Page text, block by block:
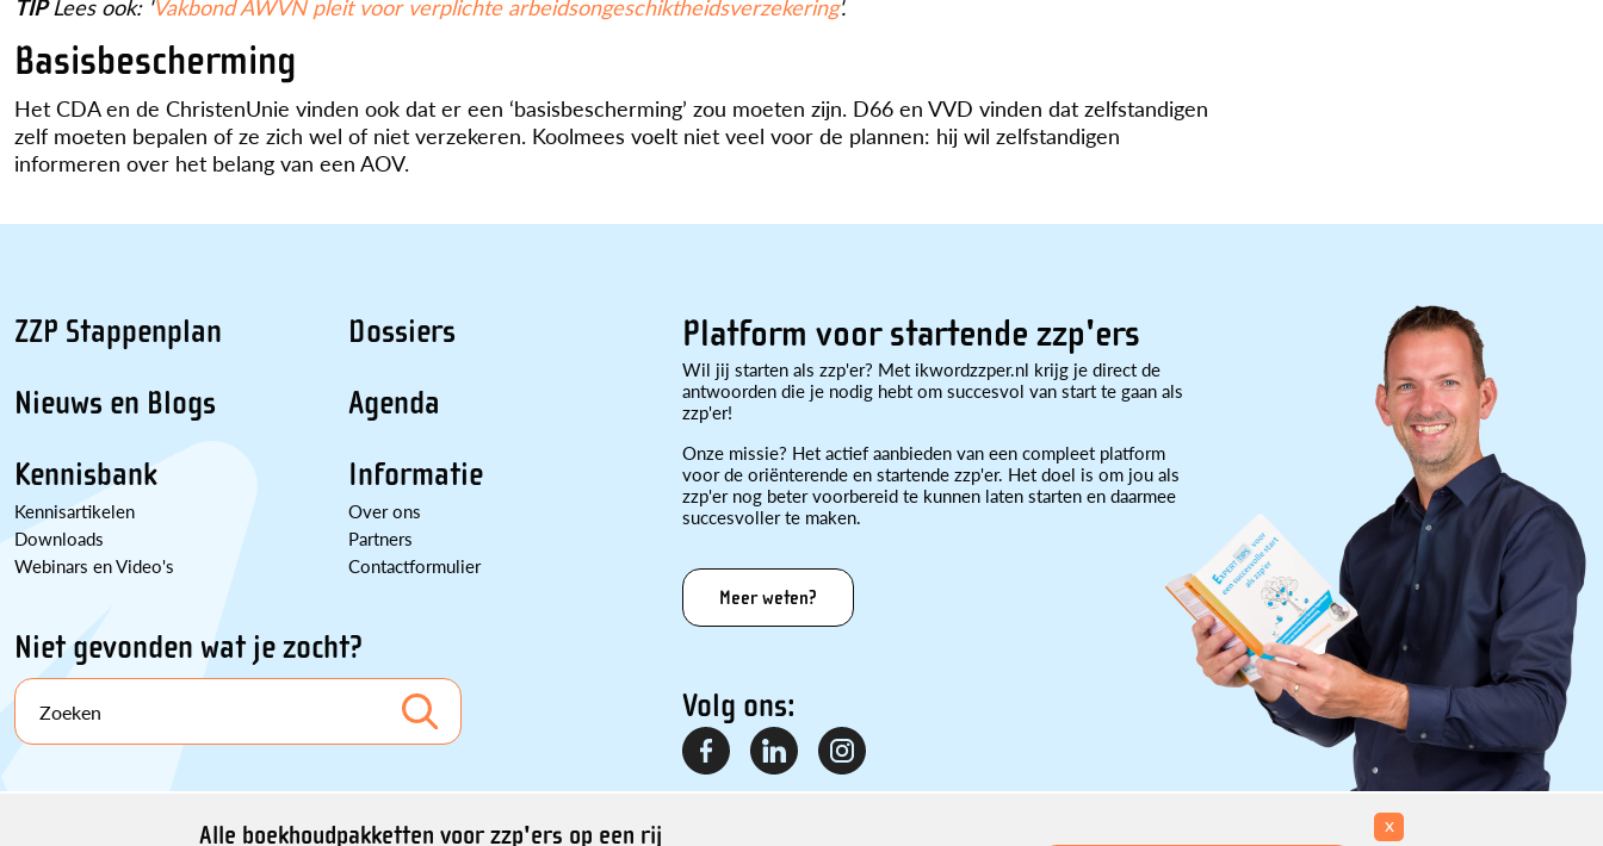
TIPLees ook: 'Vakbond AWVN pleit voor verplichte arbeidsongeschiktheidsverzekering'.
Basisbescherming
Het CDA en de ChristenUnie vinden ook dat er een ‘basisbescherming’ zou moeten zijn. D66 en VVD vinden dat zelfstandigen
zelf moeten bepalen of ze zich wel of niet verzekeren. Koolmees voelt niet veel voor de plannen: hij wil zelfstandigen
informeren over het belang van een AOV.
ZZP Stappenplan
Nieuws en Blogs
Kennisbank
Kennisartikelen
Downloads
Webinars en Video's
Dossiers
Agenda
Informatie
Over ons
Partners
Contactformulier
Niet gevonden wat je zocht?
Zoeken
Platform voor startende zzp'ers
Wil jij starten als zzp'er? Met ikwordzzper.nl krijg je direct de
antwoorden die je nodig hebt om succesvol van start te gaan als
zzp'er!
Onze missie? Het actief aanbieden van een compleet platform
voor de oriënterende en startende zzp'er. Het doel is om jou als
zzp'er nog beter voorbereid te kunnen laten starten en daarmee
succesvoller te maken.
Meer weten?
Volg ons:
Alle boekhoudpakketten voor zzp'ers op een rij x